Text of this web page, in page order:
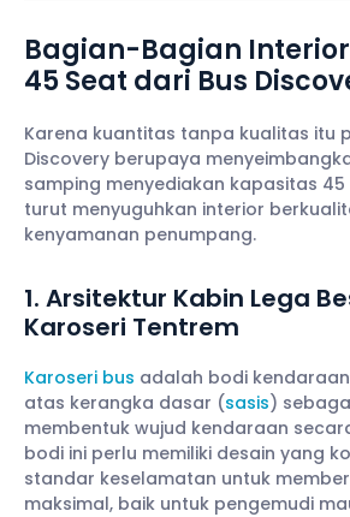
Bagian-Bagian Interior
45 Seat dari Bus
Karena kuantitas tanpa kualitas itu
Discovery berupaya
samping menyediakan kapasitas
turut menyuguhkan interior
kenyamanan penumpang.
1. Arsitektur Kabin Lega
Karoseri Tentrem
Karoseri bus adalah bodi
atas kerangka dasar (sasis)
membentuk wujud kendaraan
bodi ini perlu memiliki desain yang
standar keselamatan untuk
maksimal, baik untuk pengemudi